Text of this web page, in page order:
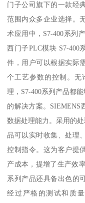
门子公司旗下的一款经
范围内众多企业选择。
术应用中，S7-400系列
西门子PLC模块 S7-400
件，用户可以根据实际
个工艺参数的控制。无
理，S7-400系列产品都
的解决方案。SIEMENS
数据处理能力。采用的
品可以实时收集、处理
控制指令。这为客户提
产成本，提增了生产效
系列产品还具备出色的
经过严格的测试和质